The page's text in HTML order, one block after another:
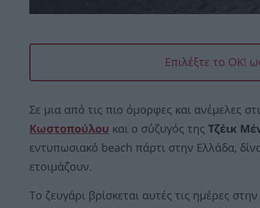
Επιλέξτε το OK!
Σε μια από τις πιο όμορφες και ανέμελες
Κωστοπούλου και ο σύζυγός της Τζέικ
εντυπωσιακό beach πάρτι στην Ελλάδα,
ετοιμάζουν.
Το ζευγάρι βρίσκεται αυτές τις ημέρες